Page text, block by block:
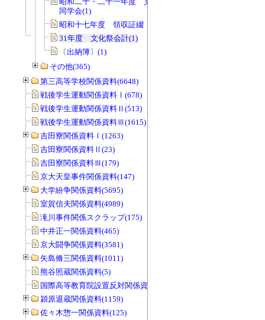
同学会(1)
昭和十七年度 領収証綴 同学会(1)
31年度 文化祭会計(1)
〔出納簿〕(1)
その他(365)
第三高等学校関係資料(6648)
戦後学生運動関係資料Ⅰ(678)
戦後学生運動関係資料Ⅱ(513)
戦後学生運動関係資料Ⅲ(1615)
吉田寮関係資料Ⅰ(1263)
吉田寮関係資料Ⅱ(23)
吉田寮関係資料Ⅲ(179)
京大天皇事件関係資料(147)
大学紛争関係資料(5695)
室賀信夫関係資料(4989)
滝川事件関係スクラップ(175)
中井正一関係資料(465)
京大闘争関係資料(3581)
矢島脩三関係資料(1011)
熊谷照蔵関係資料(5)
国際高等教育院設置反対関係資料(20)
潁原退蔵関係資料(1159)
佐々木惣一関係資料(125)